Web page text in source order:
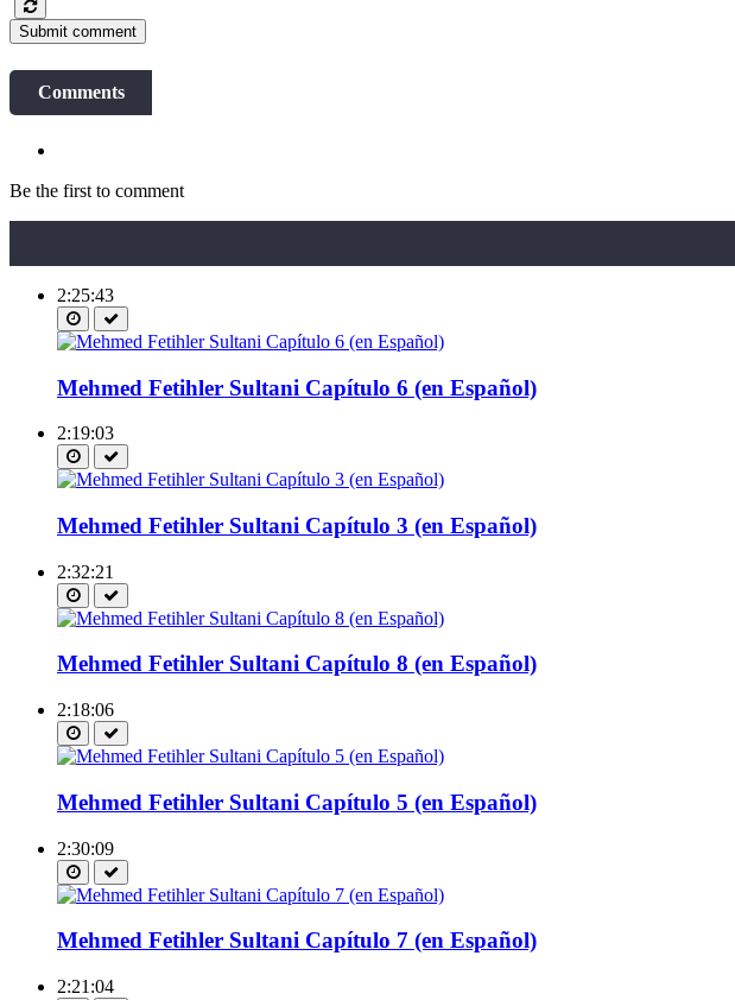
Submit comment
Comments
Be the first to comment
2:25:43
Mehmed Fetihler Sultani Capítulo 6 (en Español)
2:19:03
Mehmed Fetihler Sultani Capítulo 3 (en Español)
2:32:21
Mehmed Fetihler Sultani Capítulo 8 (en Español)
2:18:06
Mehmed Fetihler Sultani Capítulo 5 (en Español)
2:30:09
Mehmed Fetihler Sultani Capítulo 7 (en Español)
2:21:04